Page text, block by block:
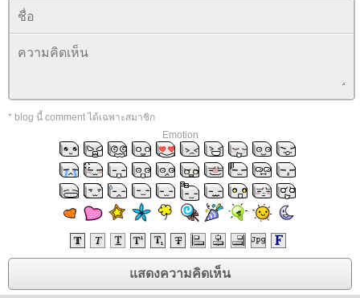
* blog นี้ comment ได้เฉพาะสมาชิก
Emotion